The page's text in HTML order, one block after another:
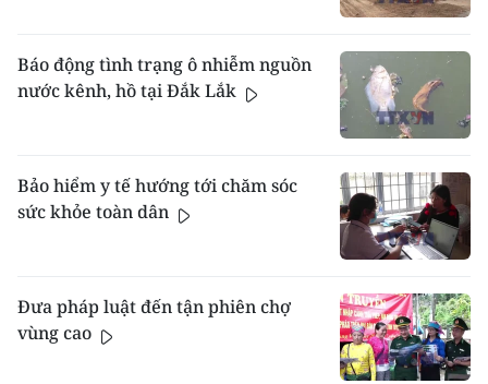
Báo động tình trạng ô nhiễm nguồn
nước kênh, hồ tại Đắk Lắk
Bảo hiểm y tế hướng tới chăm sóc
sức khỏe toàn dân
Đưa pháp luật đến tận phiên chợ
vùng cao